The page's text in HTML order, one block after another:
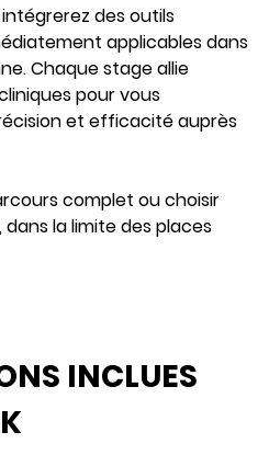
des outils
applicables dans
Chaque stage allie
pour vous
et efficacité auprès
complet ou choisir
dans la limite des places
INCLUES